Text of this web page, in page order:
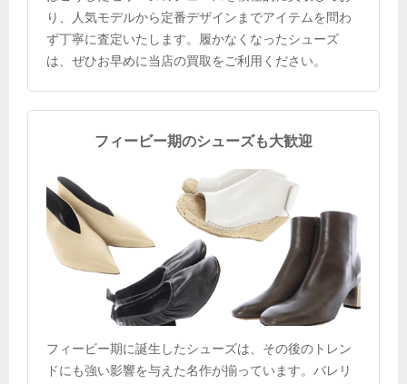
り、人気モデルから定番デザインまでアイテムを問わ
ず丁寧に査定いたします。履かなくなったシューズ
は、ぜひお早めに当店の買取をご利用ください。
フィービー期のシューズも大歓迎
フィービー期に誕生したシューズは、その後のトレン
ドにも強い影響を与えた名作が揃っています。バレリ